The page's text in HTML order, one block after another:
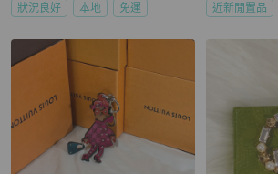
狀況良好 本地 免運 近新閒置品